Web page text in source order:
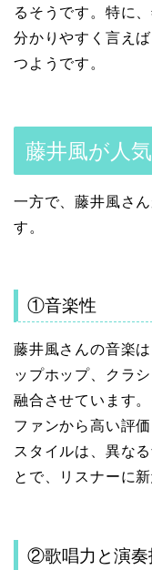
るそうです。特に
分かりやすく言え
つようです。
藤井風が人
一方で、藤井風さ
す。
①音楽性
藤井風さんの音楽
ップホップ、クラ
融合させています
ファンから高い評
スタイルは、異な
とで、リスナーに
②歌唱力と演奏